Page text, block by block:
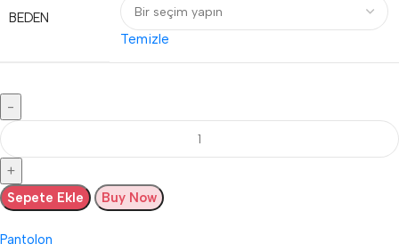
BEDEN
Temizle
Sepete Ekle Buy Now
Pantolon